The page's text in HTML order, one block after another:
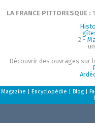
LA FRANCE PITTORESQUE :
2 -
Découvrir des ouvrages sur
Magazine Encyclopédie Blog|